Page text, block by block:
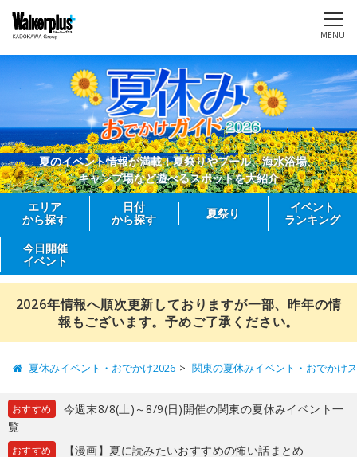
MENU
夏のイベント情報が満載！夏祭りやプール、海水浴場、
キャンプ場など遊べるスポットを大紹介
エリア
から探す
日付
から探す
夏祭り
イベント
ランキング
今日開催
イベント
2026年情報へ順次更新しておりますが一部、昨年の情
報もございます。予めご了承ください。
夏休みイベント・おでかけ2026 関東の夏休みイベント・おでかけ
おすすめ
今週末8/8(土)～8/9(日)開催の関東の夏休みイベント一
覧
おすすめ 【漫画】夏に読みたいおすすめの怖い話まとめ